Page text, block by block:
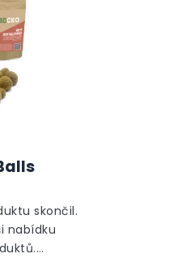
skončil.
nabídku